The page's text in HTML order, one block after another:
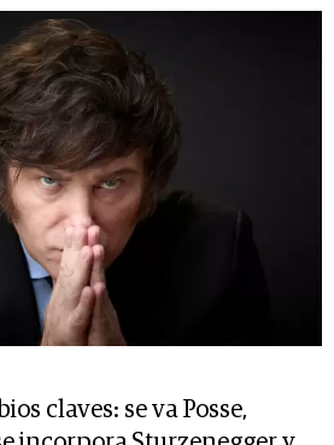
claves: se va Posse,